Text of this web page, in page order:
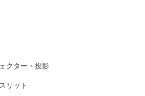
クター・投影
リット